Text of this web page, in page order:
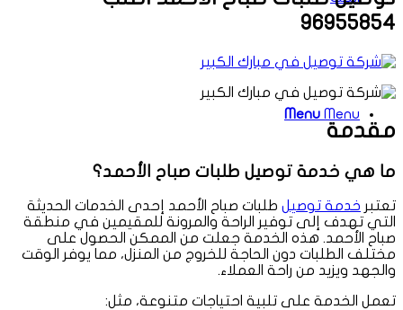
Menu Menu
96955854
مقدمة
ما هي خدمة توصيل طلبات صباح الأحمد؟
تعتبر خدمة توصيل طلبات صباح الأحمد إحدى الخدمات الحديثة
التي تهدف إلى توفير الراحة والمرونة للمقيمين في منطقة
صباح الأحمد. هذه الخدمة جعلت من الممكن الحصول على
مختلف الطلبات دون الحاجة للخروج من المنزل، مما يوفر الوقت
والجهد ويزيد من راحة العملاء.
تعمل الخدمة على تلبية احتياجات متنوعة، مثل: